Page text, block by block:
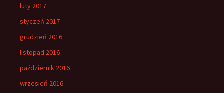
luty 2017
styczeń 2017
grudzień 2016
listopad 2016
październik 2016
wrzesień 2016